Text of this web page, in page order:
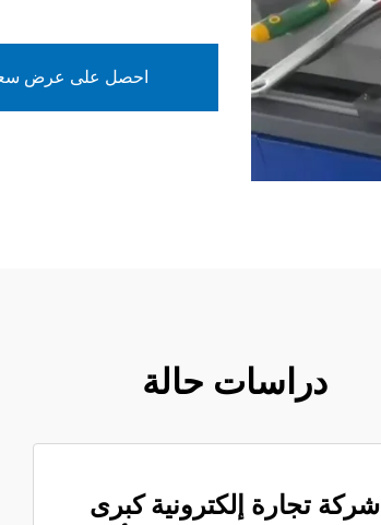
احصل على عرض
دراسات حالة
شركة تجارة إلكترونية كبرى